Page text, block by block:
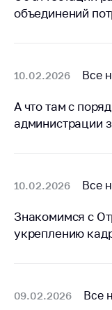
Важное на
средства,
назначения
Решение
факта
объединений
10.02.2026 Все
А что там с
администрации
10.02.2026 Все
Знакомимся с
укреплению
09.02.2026 Все